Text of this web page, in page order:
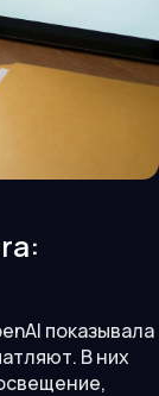
показывала
В них